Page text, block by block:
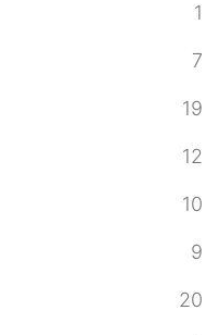
1
7
19
12
10
9
20